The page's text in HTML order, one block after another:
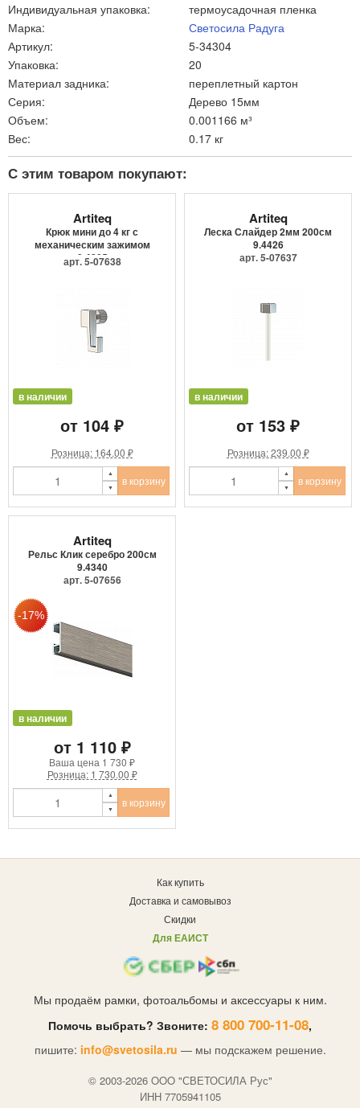
Индивидуальная упаковка:
термоусадочная пленка
Марка:
Светосила Радуга
Артикул:
5-34304
Упаковка:
20
Материал задника:
переплетный картон
Серия:
Дерево 15мм
Объем:
0.001166 м³
Вес:
0.17 кг
С этим товаром покупают:
Artiteq
Крюк мини до 4 кг с
механическим зажимом
9.4205
арт. 5-07638
в наличии
от 104 ₽
Розница: 164.00 ₽
в корзину
Artiteq
Леска Слайдер 2мм 200см
9.4426
арт. 5-07637
в наличии
от 153 ₽
Розница: 239.00 ₽
в корзину
Artiteq
Рельс Клик серебро 200см
9.4340
арт. 5-07656
в наличии
от 1 110 ₽
Ваша цена 1 730 ₽
Розница: 1 730.00 ₽
в корзину
Как купить
Доставка и самовывоз
Скидки
Для ЕАИСТ
Мы продаём рамки, фотоальбомы и аксессуары к ним.
Помочь выбрать? Звоните: 8 800 700-11-08,
пишите: info@svetosila.ru — мы подскажем решение.
© 2003-2026 OOO "СВЕТОСИЛА Рус"
ИНН 7705941105